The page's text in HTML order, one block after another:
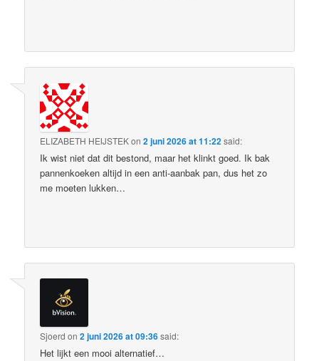
ELIZABETH HEIJSTEKon2 juni 2026 at 11:22said:
Ik wist niet dat dit bestond, maar het klinkt goed. Ik bak
pannenkoeken altijd in een anti-aanbak pan, dus het zo
me moeten lukken…
Sjoerd on2 juni 2026 at 09:36said:
Het lijkt een mooi alternatief…